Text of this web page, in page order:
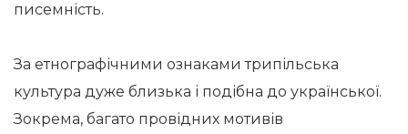
писемність.
За етнографічними ознаками трипільська
культура дуже близька і подібна до української.
Зокрема, багато провідних мотивів